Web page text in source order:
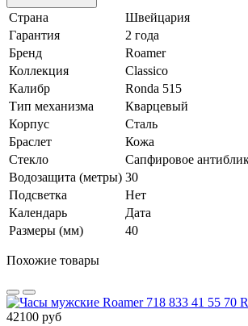
Страна
Швейцария
Гарантия
2 года
Бренд
Roamer
Коллекция
Classico
Калибр
Ronda 515
Тип механизма
Кварцевый
Корпус
Сталь
Браслет
Кожа
Стекло
Сапфировое
Водозащита (метры) 30
Подсветка
Нет
Календарь
Дата
Размеры (мм)
40
Похожие товары
42100 руб